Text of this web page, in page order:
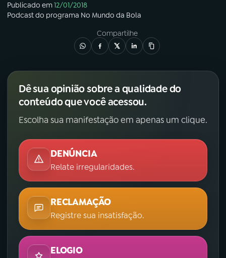
Publicado em12/01/2018
Podcastdo programa No Mundo da Bola
Compartilhe
Dê sua opinião sobre a qualidade do
conteúdo que você acessou.
Escolha sua manifestação em apenas um clique.
DENÚNCIA
Relate irregularidades.
RECLAMAÇÃO
Registre sua insatisfação.
ELOGIO